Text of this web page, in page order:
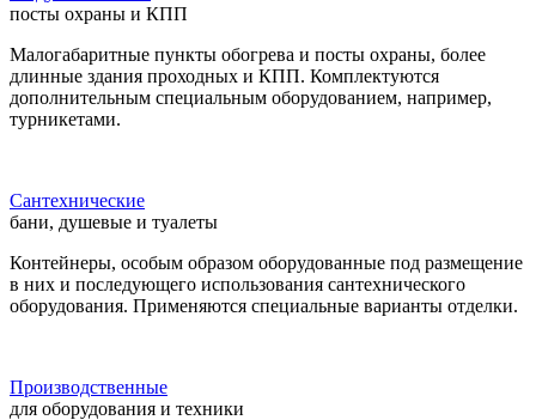
посты охраны и КПП
Малогабаритные пункты обогрева и посты охраны, более
длинные здания проходных и КПП. Комплектуются
дополнительным специальным оборудованием, например,
турникетами.
Сантехнические
бани, душевые и туалеты
Контейнеры, особым образом оборудованные под размещение
в них и последующего использования сантехнического
оборудования. Применяются специальные варианты отделки.
Производственные
для оборудования и техники